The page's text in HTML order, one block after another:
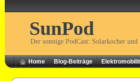
SunPod
Der sonnige PodCast: Solarkocher
Home Blog-Beiträge